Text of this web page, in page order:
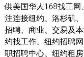
供美国华人168找工
注连接纽约、洛杉矶
招聘、商业、交易及
约找工作、纽约招聘
职招聘中心、纽约租